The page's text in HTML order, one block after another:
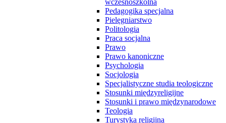
wczesnoszkolna
Pedagogika specjalna
Pielęgniarstwo
Politologia
Praca socjalna
Prawo
Prawo kanoniczne
Psychologia
Socjologia
Specjalistyczne studia teologiczne
Stosunki międzyreligijne
Stosunki i prawo międzynarodowe
Teologia
Turystyka religijna